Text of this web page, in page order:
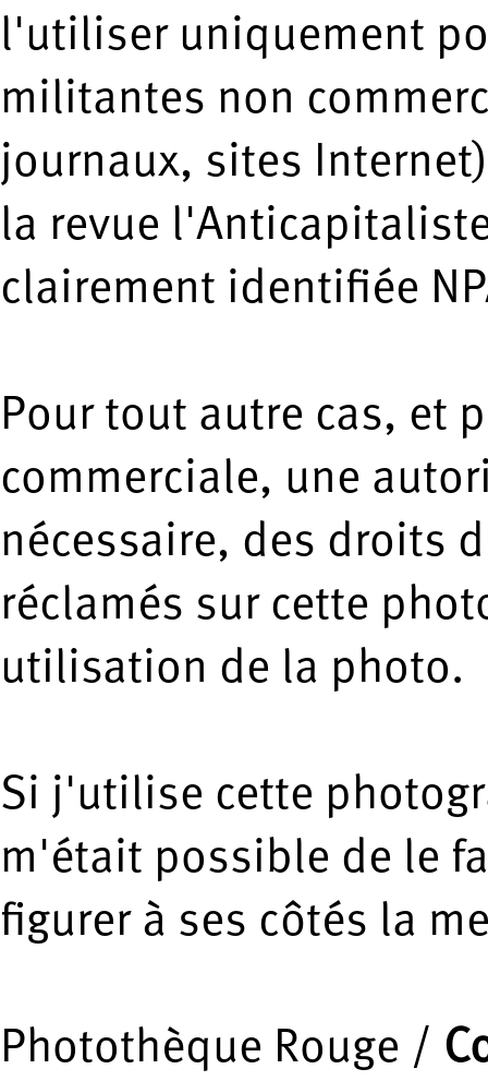
l'utiliser uniquement
militantes non
journaux, sites
la revue
clairement identifiée
Pour tout autre cas, et
commerciale, une
nécessaire, des droits
réclamés sur cette
utilisation de la photo.
Si j'utilise cette
m'était possible de le
figurer à ses côtés la
Photothèque Rouge /